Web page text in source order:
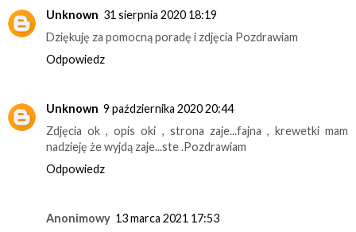
Unknown 31 sierpnia 2020 18:19
Dziękuję za pomocną poradę i zdjęcia Pozdrawiam
Odpowiedz
Unknown 9 października 2020 20:44
Zdjęcia ok , opis oki , strona zaje...fajna , krewetki mam
nadzieję że wyjdą zaje...ste .Pozdrawiam
Odpowiedz
Anonimowy 13 marca 2021 17:53